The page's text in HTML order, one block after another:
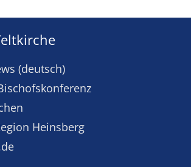
(deutsch)
Heinsberg